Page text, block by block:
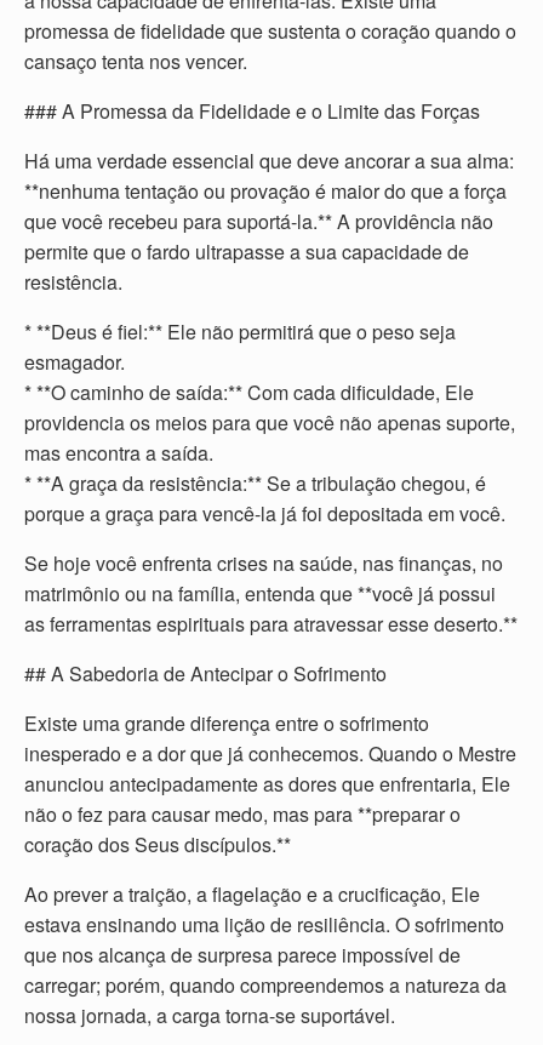
promessa de fidelidade que sustenta o coração quando o
cansaço tenta nos vencer.
### A Promessa da Fidelidade e o Limite das Forças
Há uma verdade essencial que deve ancorar a sua alma:
**nenhuma tentação ou provação é maior do que a força
que você recebeu para suportá-la.** A providência não
permite que o fardo ultrapasse a sua capacidade de
resistência.
* **Deus é fiel:** Ele não permitirá que o peso seja
esmagador.
* **O caminho de saída:** Com cada dificuldade, Ele
providencia os meios para que você não apenas suporte,
mas encontra a saída.
* **A graça da resistência:** Se a tribulação chegou, é
porque a graça para vencê-la já foi depositada em você.
Se hoje você enfrenta crises na saúde, nas finanças, no
matrimônio ou na família, entenda que **você já possui
as ferramentas espirituais para atravessar esse deserto.**
## A Sabedoria de Antecipar o Sofrimento
Existe uma grande diferença entre o sofrimento
inesperado e a dor que já conhecemos. Quando o Mestre
anunciou antecipadamente as dores que enfrentaria, Ele
não o fez para causar medo, mas para **preparar o
coração dos Seus discípulos.**
Ao prever a traição, a flagelação e a crucificação, Ele
estava ensinando uma lição de resiliência. O sofrimento
que nos alcança de surpresa parece impossível de
carregar; porém, quando compreendemos a natureza da
nossa jornada, a carga torna-se suportável.